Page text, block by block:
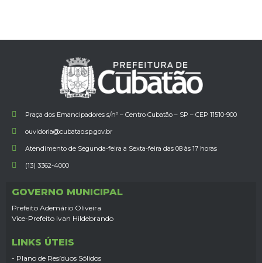
Praça dos Emancipadores s/nº – Centro Cubatão – SP – CEP 11510-900
ouvidoria@cubatao.sp.gov.br
Atendimento de Segunda-feira a Sexta-feira das 08 às 17 horas
(13) 3362-4000
GOVERNO MUNICIPAL
Prefeito Ademário Oliveira
Vice-Prefeito Ivan Hildebrando
LINKS ÚTEIS
- Plano de Resíduos Sólidos